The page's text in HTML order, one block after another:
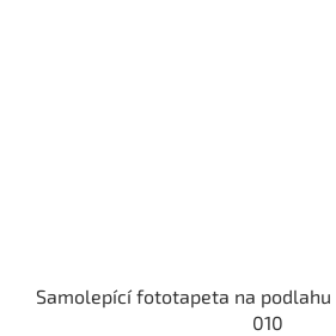
Samolepící fototapeta na podlahu
010